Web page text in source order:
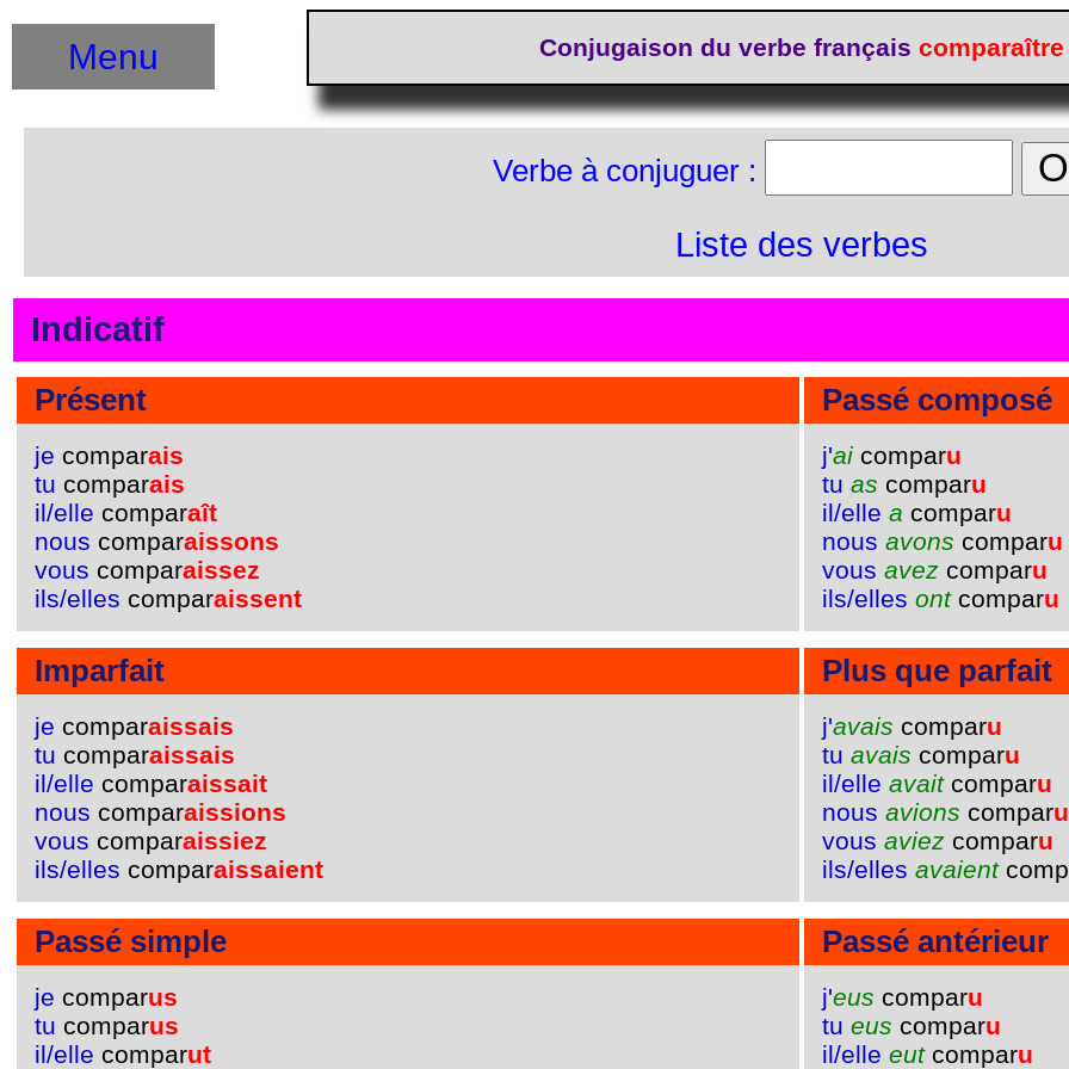
Conjugaison du verbe français comparaître
Menu
Verbe à conjuguer :
Liste des verbes
Indicatif
Présent
je comparais
tu comparais
il/elle comparaît
nous comparaissons
vous comparaissez
ils/elles comparaissent
Passé composé
j'ai comparu
tu as comparu
il/elle a comparu
nous avons comparu
vous avez comparu
ils/elles ontcomparu
Imparfait
je comparaissais
tu comparaissais
il/elle comparaissait
nous comparaissions
vous comparaissiez
ils/elles comparaissaient
Plus que parfait
j'avais comparu
tu avais comparu
il/elle avaitcomparu
nous avions comparu
vous aviez comparu
ils/elles avaient
Passé simple
je comparus
tu comparus
il/elle comparut
Passé antérieur
j'eus comparu
tu eus comparu
il/elle eutcomparu